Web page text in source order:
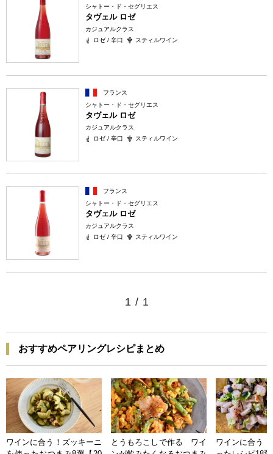
シャトー・ド・セグリエス
タヴェル ロゼ
カジュアルクラス
ロゼ / 辛口
スティルワイン
フランス
シャトー・ド・セグリエス
タヴェル ロゼ
カジュアルクラス
ロゼ / 辛口
スティルワイン
フランス
シャトー・ド・セグリエス
タヴェル ロゼ
カジュアルクラス
ロゼ / 辛口
スティルワイン
1 / 1
おすすめペアリングレシピまとめ
ワインに合う！ズッキーニ
とうもろこしで作る ワイ
ワインに合う